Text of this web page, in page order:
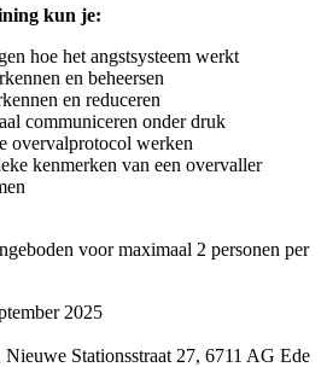
kun je:
hoe het angstsysteem werkt
en beheersen
en reduceren
communiceren onder druk
overvalprotocol werken
kenmerken van een overvaller
voor maximaal 2 personen per
2025
Stationsstraat 27, 6711 AG Ede